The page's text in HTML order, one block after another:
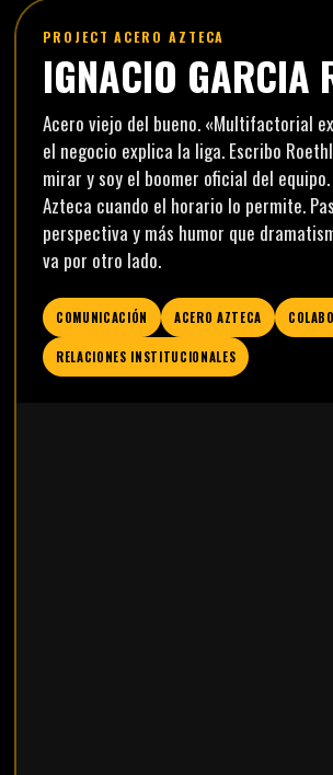
PROJECT ACERO AZTECA
IGNACIO GARCIA
Acero viejo del bueno. «Multifactorial
el negocio explica la liga. Escribo
mirar y soy el boomer oficial del equipo.
Azteca cuando el horario lo permite.
perspectiva y más humor que
va por otro lado.
COMUNICACIÓN ACERO AZTECA
RELACIONES INSTITUCIONALES